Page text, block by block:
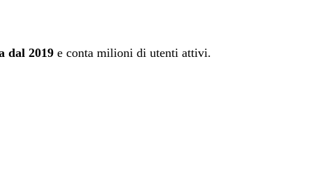
dal 2019 e conta milioni di utenti attivi.